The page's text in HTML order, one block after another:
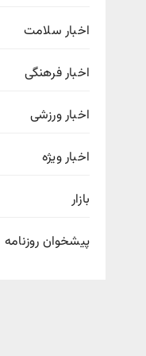
اخبار سلامت
اخبار فرهنگی
اخبار ورزشی
اخبار ویژه
بازار
پیشخوان روزنامه